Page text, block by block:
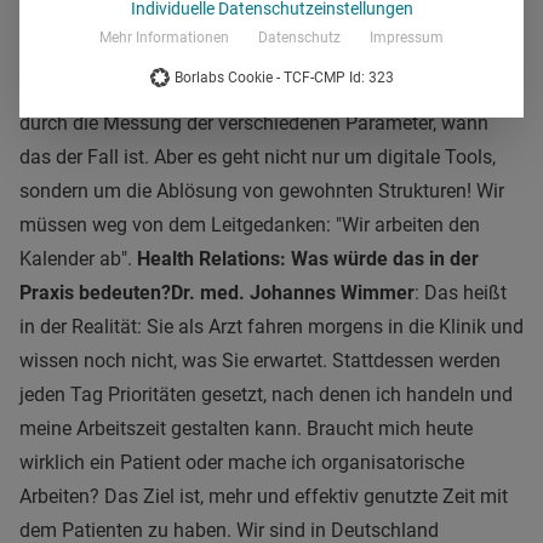
und dynamisch auf die Bedürfnisse des einzelnen
als Arzt gebraucht werden. Die digitalen Systeme erkennen
durch die Messung der verschiedenen Parameter, wann
das der Fall ist. Aber es geht nicht nur um digitale Tools,
sondern um die Ablösung von gewohnten Strukturen! Wir
müssen weg von dem Leitgedanken: "Wir arbeiten den
Kalender ab". Health Relations: Was würde das in der
Praxis bedeuten?Dr. med. Johannes Wimmer: Das heißt
in der Realität: Sie als Arzt fahren morgens in die Klinik und
wissen noch nicht, was Sie erwartet. Stattdessen werden
jeden Tag Prioritäten gesetzt, nach denen ich handeln und
meine Arbeitszeit gestalten kann. Braucht mich heute
wirklich ein Patient oder mache ich organisatorische
Arbeiten? Das Ziel ist, mehr und effektiv genutzte Zeit mit
dem Patienten zu haben. Wir sind in Deutschland
Individuelle Datenschutzeinstellungen
Mehr Informationen Datenschutz Impressum
Borlabs Cookie - TCF-CMP Id: 323